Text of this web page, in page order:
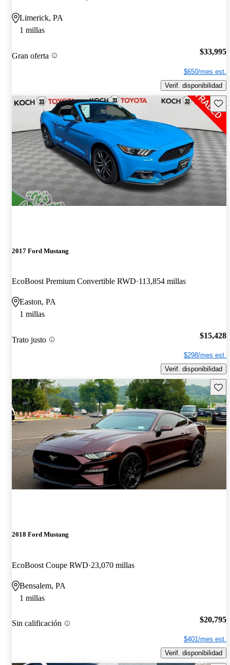
Limerick, PA
1 millas
Gran oferta $33,995
$650/mes est.
Verif. disponibilidad
2017 Ford Mustang
EcoBoost Premium Convertible RWD 113,854 millas
Easton, PA
1 millas
Trato justo $15,428
$298/mes est.
Verif. disponibilidad
2018 Ford Mustang
EcoBoost Coupe RWD 23,070 millas
Bensalem, PA
1 millas
Sin calificación $20,795
$401/mes est.
Verif. disponibilidad